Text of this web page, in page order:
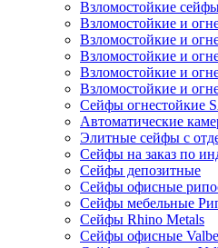
Взломостойкие
Взломостойкие и
Взломостойкие и
Взломостойкие и
Взломостойкие и
Взломостойкие и
Сейфы огнестойкие
Автоматические
Элитные сейфы с
Сейфы на заказ по
Сейфы депозитные
Сейфы офисные
Сейфы мебельные
Сейфы Rhino Metals
Сейфы офисные